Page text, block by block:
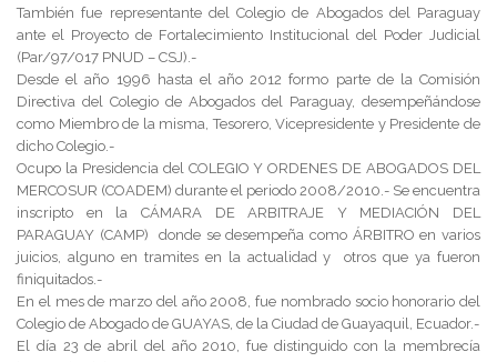
También fue representante del Colegio de Abogados del Paraguay
ante el Proyecto de Fortalecimiento Institucional del Poder Judicial
(Par/97/017 PNUD – CSJ).-
Desde el año 1996 hasta el año 2012 formo parte de la Comisión
Directiva del Colegio de Abogados del Paraguay, desempeñándose
como Miembro de la misma, Tesorero, Vicepresidente y Presidente de
dicho Colegio.-
Ocupo la Presidencia del COLEGIO Y ORDENES DE ABOGADOS DEL
MERCOSUR (COADEM) durante el periodo 2008/2010.- Se encuentra
inscripto en la CÁMARA DE ARBITRAJE Y MEDIACIÓN DEL
PARAGUAY (CAMP) donde se desempeña como ÁRBITRO en varios
juicios, alguno en tramites en la actualidad y otros que ya fueron
finiquitados.-
En el mes de marzo del año 2008, fue nombrado socio honorario del
Colegio de Abogado de GUAYAS, de la Ciudad de Guayaquil, Ecuador.-
El día 23 de abril del año 2010, fue distinguido con la membrecía